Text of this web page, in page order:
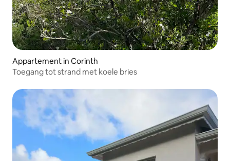
Appartement in Corinth
Toegang tot strand met koele bries